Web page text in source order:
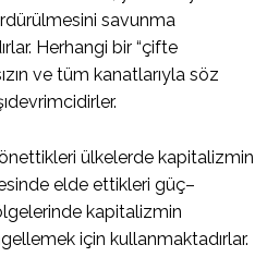
savunma
Herhangi bir “çifte
ve tüm kanatlarıyla söz
ülkelerde kapitalizmin
elde ettikleri güç–
kapitalizmin
için kullanmaktadırlar.